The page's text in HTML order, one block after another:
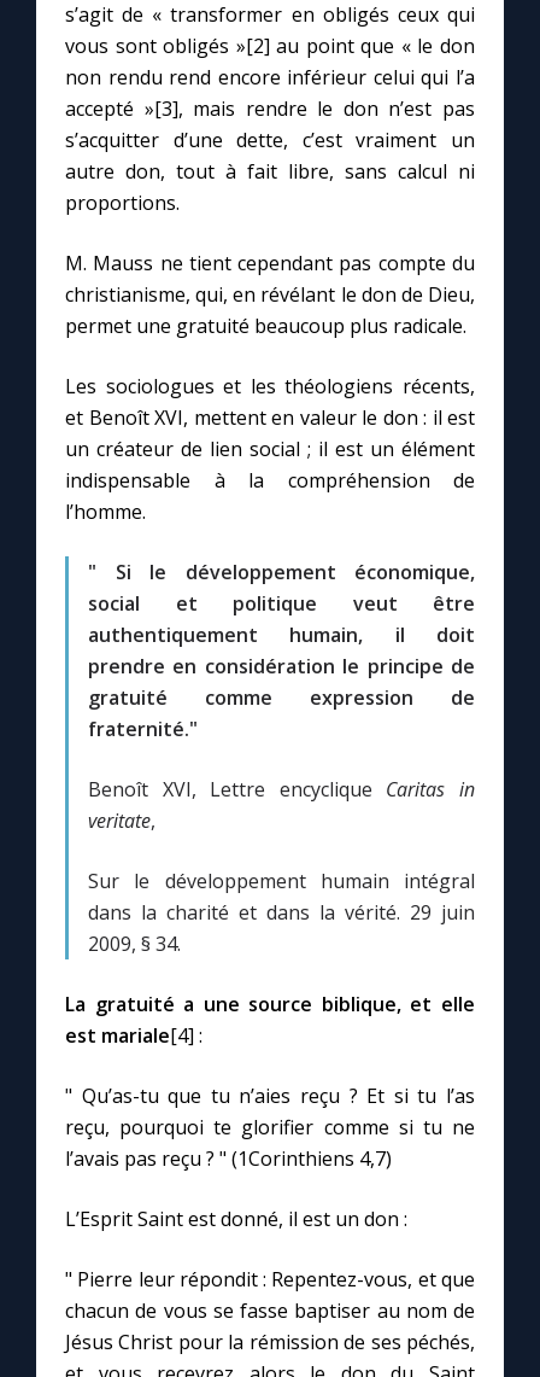
1000 Raisons de Croire
Chapelet pour le monde
Contact
Marie de Nazareth
s’agit de « transformer en obligés ceux qui
vous sont obligés »[2] au point que « le don
non rendu rend encore inférieur celui qui l’a
accepté »[3], mais rendre le don n’est pas
s’acquitter d’une dette, c’est vraiment un
autre don, tout à fait libre, sans calcul ni
proportions.
M. Mauss ne tient cependant pas compte du
christianisme, qui, en révélant le don de Dieu,
permet une gratuité beaucoup plus radicale.
Les sociologues et les théologiens récents,
et Benoît XVI, mettent en valeur le don : il est
un créateur de lien social ; il est un élément
indispensable à la compréhension de
l’homme.
" Si le développement économique,
social et politique veut être
authentiquement humain, il doit
prendre en considération le principe de
gratuité comme expression de
fraternité."
Benoît XVI, Lettre encyclique Caritas in
veritate,
Sur le développement humain intégral
dans la charité et dans la vérité. 29 juin
2009, § 34.
La gratuité a une source biblique, et elle
est mariale[4] :
" Qu’as-tu que tu n’aies reçu ? Et si tu l’as
reçu, pourquoi te glorifier comme si tu ne
l’avais pas reçu ? " (1Corinthiens 4,7)
L’Esprit Saint est donné, il est un don :
" Pierre leur répondit : Repentez-vous, et que
chacun de vous se fasse baptiser au nom de
Jésus Christ pour la rémission de ses péchés,